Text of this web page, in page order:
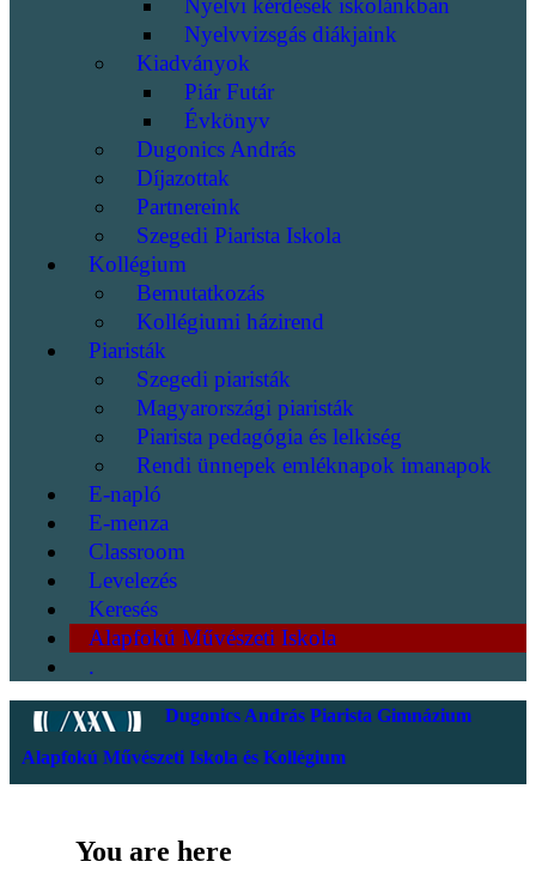
Nyelvi kérdések iskolánkban
Nyelvvizsgás diákjaink
Kiadványok
Piár Futár
Évkönyv
Dugonics András
Díjazottak
Partnereink
Szegedi Piarista Iskola
Kollégium
Bemutatkozás
Kollégiumi házirend
Piaristák
Szegedi piaristák
Magyarországi piaristák
Piarista pedagógia és lelkiség
Rendi ünnepek emléknapok imanapok
E-napló
E-menza
Classroom
Levelezés
Keresés
Alapfokú Művészeti Iskola
.
Dugonics András Piarista Gimnázium
Alapfokú Művészeti Iskola és Kollégium
You are here